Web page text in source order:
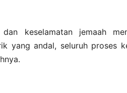
dan keselamatan jemaah
yang andal, seluruh proses